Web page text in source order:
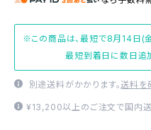
※この商品は、最短で8月14日(
最短到着日に数日追
別途送料がかかります。送料を
¥13,200以上のご注文で国内送